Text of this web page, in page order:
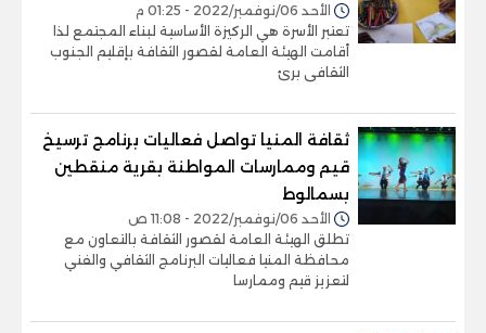
الأحد 06/نوفمبر/2022 - 01:25 م
تعتبر الأسرة هي الركيزة الأساسية لبناء المجتمع لذا
أقامت الهيئة العامة لقصور الثقافة بإقليم الجنوب
الثقافى برئ
ثقافة المنيا تواصل فعاليات برنامج ترسيخ
قيم وممارسات المواطنة بقرية منقطين
بسمالوط
الأحد 06/نوفمبر/2022 - 11:08 ص
تطلق الهيئة العامة لقصور الثقافة بالتعاون مع
محافظة المنيا فعاليات البرنامج الثقافي والفني
لتعزيز قيم وممارسا